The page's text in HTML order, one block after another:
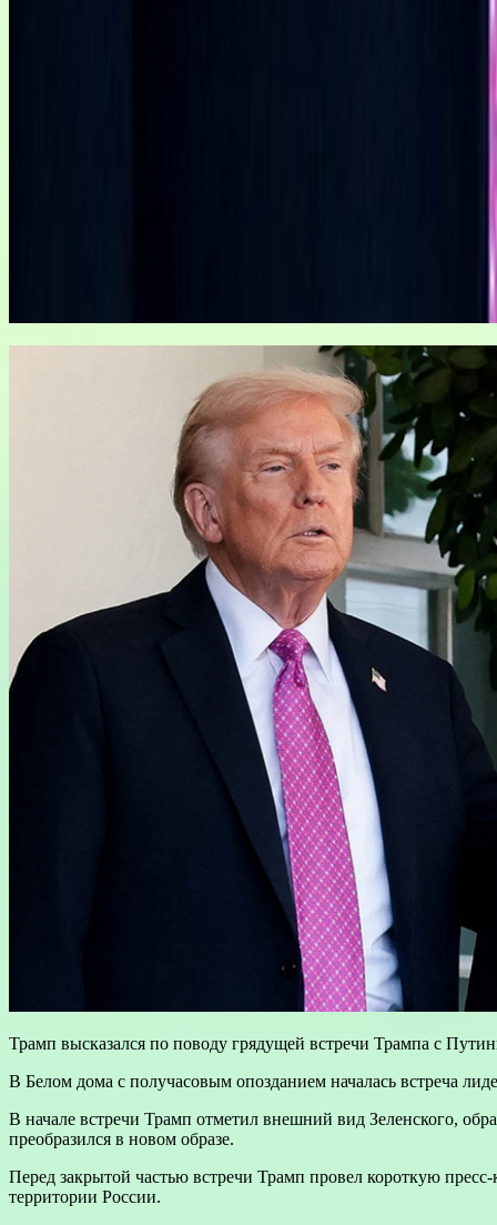
Трамп высказался по поводу грядущей встречи Трампа с
В Белом дома с получасовым опозданием началась встреча
В начале встречи Трамп отметил внешний вид Зеленского,
преобразился в новом образе.
Перед закрытой частью встречи Трамп провел короткую
территории России.